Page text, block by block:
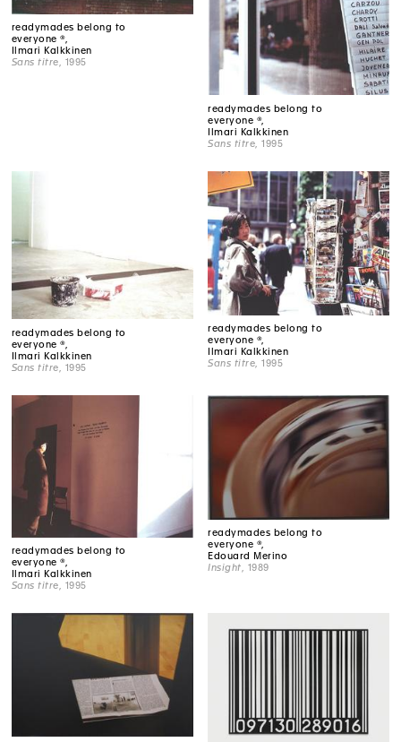
readymades belong to
everyone ®,
Ilmari Kalkkinen
Sans titre , 1995
readymades belong to
everyone ®,
Ilmari Kalkkinen
Sans titre , 1995
readymades belong to
everyone ®,
Ilmari Kalkkinen
Sans titre , 1995
readymades belong to
everyone ®,
Ilmari Kalkkinen
Sans titre , 1995
readymades belong to
everyone ®,
Ilmari Kalkkinen
Sans titre , 1995
readymades belong to
everyone ®,
Edouard Merino
Insight , 1989